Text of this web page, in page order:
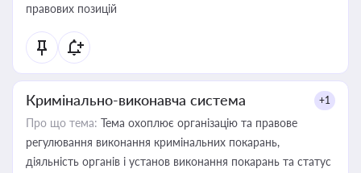
правових позицій
Кримінально-виконавча система +1
Про що тема: Тема охоплює організацію та правове
регулювання виконання кримінальних покарань,
діяльність органів і установ виконання покарань та статус